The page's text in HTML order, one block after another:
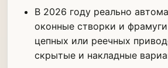
В 2026 году реально
оконные створки и
цепных или реечных
скрытые и накладные